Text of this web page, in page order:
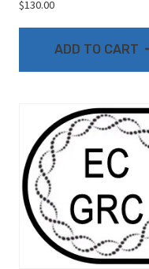
$130.00
ADD TO CART